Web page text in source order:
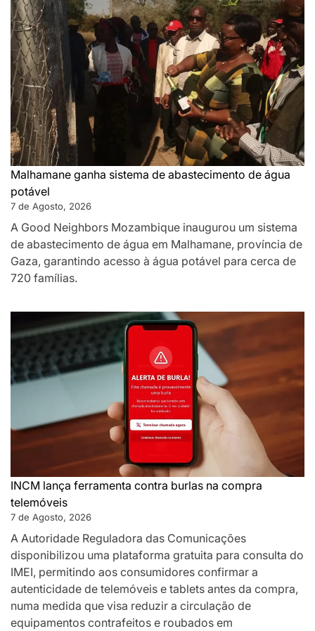
Malhamane ganha sistema de abastecimento de água
potável
7 de Agosto, 2026
A Good Neighbors Mozambique inaugurou um sistema
de abastecimento de água em Malhamane, província de
Gaza, garantindo acesso à água potável para cerca de
720 famílias.
INCM lança ferramenta contra burlas na compra
telemóveis
7 de Agosto, 2026
A Autoridade Reguladora das Comunicações
disponibilizou uma plataforma gratuita para consulta do
IMEI, permitindo aos consumidores confirmar a
autenticidade de telemóveis e tablets antes da compra,
numa medida que visa reduzir a circulação de
equipamentos contrafeitos e roubados em